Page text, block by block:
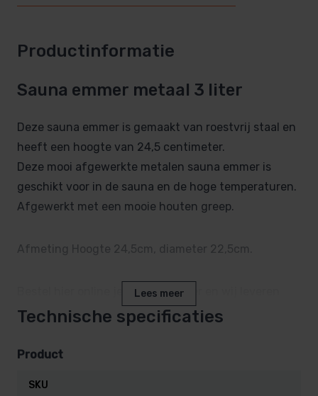
Productinformatie
Sauna emmer metaal 3 liter
Deze sauna emmer is gemaakt van roestvrij staal en
heeft een hoogte van 24,5 centimeter.
Deze mooi afgewerkte metalen sauna emmer is
geschikt voor in de sauna en de hoge temperaturen.
Afgewerkt met een mooie houten greep.
Afmeting Hoogte 24,5cm, diameter 22,5cm.
Bestel hier online je saunanemmer en wij leveren
binnen 1-2 dagen!
Lees meer
Technische specificaties
Product
SKU